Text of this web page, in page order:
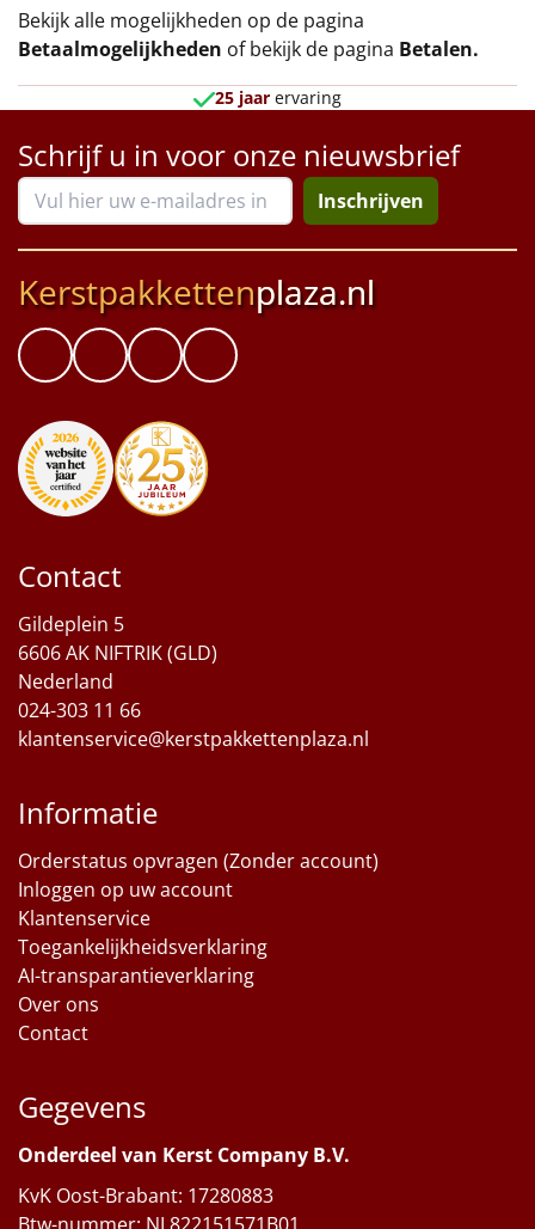
Bekijk alle mogelijkheden op de pagina
Betaalmogelijkheden of bekijk de pagina Betalen.
25 jaar ervaring
Schrijf u in voor onze nieuwsbrief
Inschrijven
Kerstpakkettenplaza.nl
Contact
Gildeplein 5
6606 AK NIFTRIK (GLD)
Nederland
024-303 11 66
klantenservice@kerstpakkettenplaza.nl
Informatie
Orderstatus opvragen (Zonder account)
Inloggen op uw account
Klantenservice
Toegankelijkheidsverklaring
AI-transparantieverklaring
Over ons
Contact
Gegevens
Onderdeel van Kerst Company B.V.
KvK Oost-Brabant: 17280883